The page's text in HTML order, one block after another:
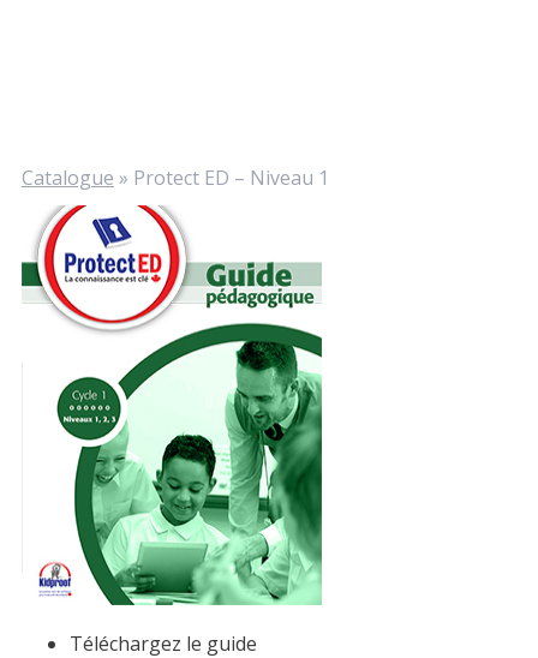
Catalogue » Protect ED – Niveau 1
Téléchargez le guide